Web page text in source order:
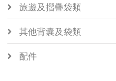
旅遊及摺疊袋類
其他背囊及袋類
配件